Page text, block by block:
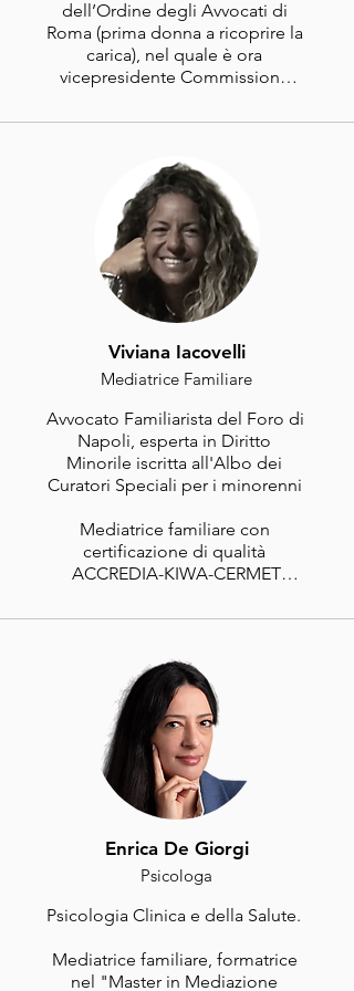
Psicologia della Pubblicità
dell’Università di Cassino.
dell’Ordine degli Avvocati di
Roma (prima donna a ricoprire la
carica), nel quale è ora
vicepresidente Commissione
Speciali per i minorenni del
Tribunale di Roma.
Mediatrice familiare.
Viviana Iacovelli
Mediatrice Familiare
Avvocato Familiarista del Foro di
Napoli, esperta in Diritto
Minorile iscritta all'Albo dei
Curatori Speciali per i minorenni
Mediatrice familiare con
certificazione di qualità
ACCREDIA-KIWA-CERMET
Fondatrice e Presidente della
Enrica De Giorgi
Psicologa
Psicologia Clinica e della Salute.
Mediatrice familiare, formatrice
nel "Master in Mediazione